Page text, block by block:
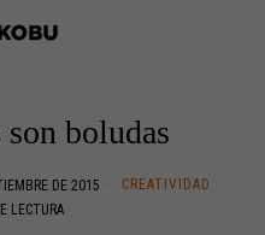
son boludas
DE 2015
CREATIVIDAD
LECTURA